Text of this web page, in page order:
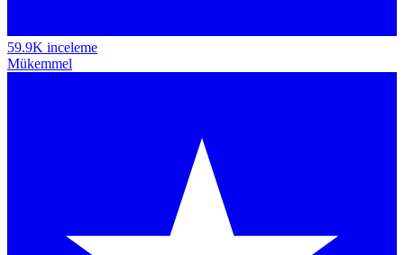
59.9K inceleme
Mükemmel